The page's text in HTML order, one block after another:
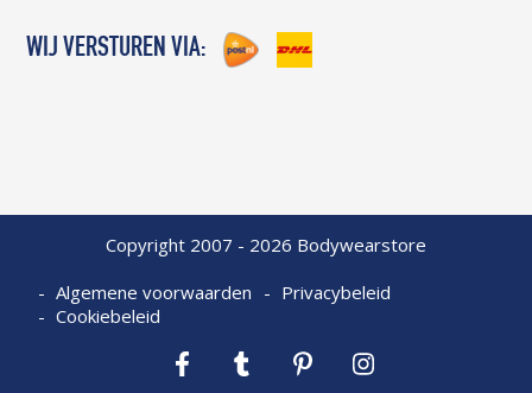
WIJ VERSTUREN VIA:
Copyright 2007 - 2026 Bodywearstore
Algemene voorwaarden
Privacybeleid
Cookiebeleid
Facebook Tumblr Pinterest